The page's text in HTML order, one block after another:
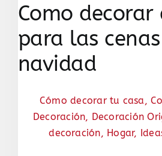
Como decorar
para las
navidad
Cómo decorar tu casa ,
Decoración, Decoración
decoración, Hogar,